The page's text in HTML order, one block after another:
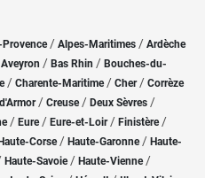
/ Alpes-Maritimes / Ardèche
Aveyron / Bas Rhin / Bouches-du-
/ Charente-Maritime/ Cher / Corrèze
/ Creuse/ Deux Sèvres /
/ Eure/ Eure-et-Loir / Finistère/
Haute-Corse/ Haute-Garonne/ Haute-
Haute-Savoie/ Haute-Vienne/